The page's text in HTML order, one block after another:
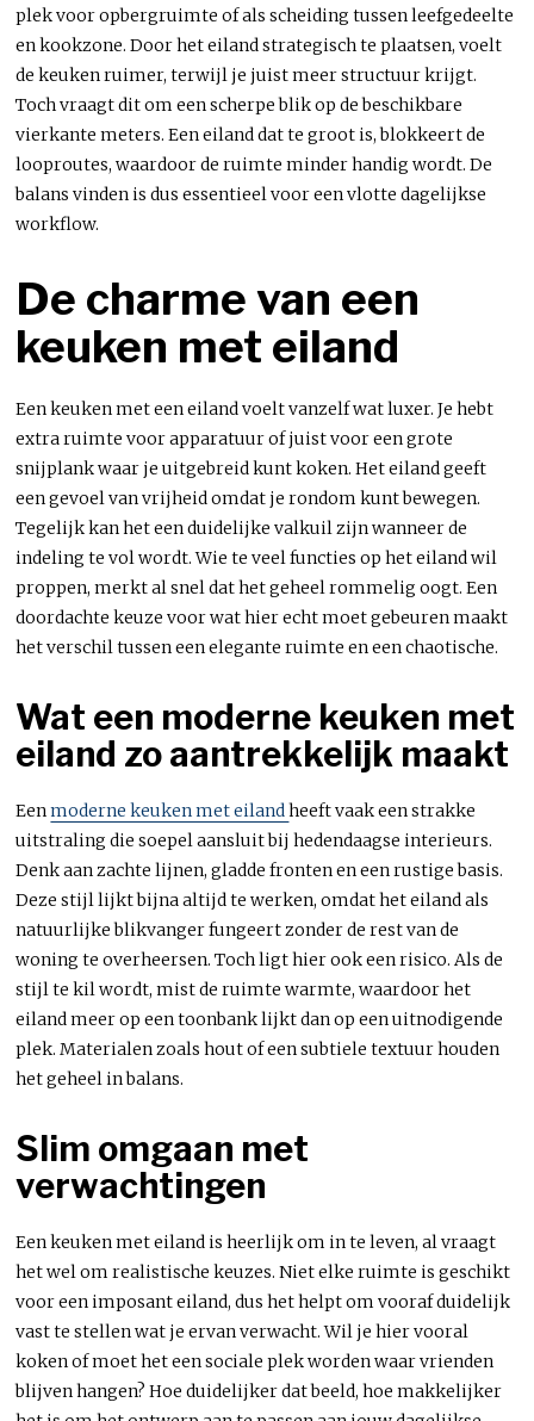
plek voor opbergruimte of als scheiding tussen leefgedeelte
en kookzone. Door het eiland strategisch te plaatsen, voelt
de keuken ruimer, terwijl je juist meer structuur krijgt.
Toch vraagt dit om een scherpe blik op de beschikbare
vierkante meters. Een eiland dat te groot is, blokkeert de
looproutes, waardoor de ruimte minder handig wordt. De
balans vinden is dus essentieel voor een vlotte dagelijkse
workflow.
De charme van een
keuken met eiland
Een keuken met een eiland voelt vanzelf wat luxer. Je hebt
extra ruimte voor apparatuur of juist voor een grote
snijplank waar je uitgebreid kunt koken. Het eiland geeft
een gevoel van vrijheid omdat je rondom kunt bewegen.
Tegelijk kan het een duidelijke valkuil zijn wanneer de
indeling te vol wordt. Wie te veel functies op het eiland wil
proppen, merkt al snel dat het geheel rommelig oogt. Een
doordachte keuze voor wat hier echt moet gebeuren maakt
het verschil tussen een elegante ruimte en een chaotische.
Wat een moderne keuken met
eiland zo aantrekkelijk maakt
Eenmoderne keuken met eilandheeft vaak een strakke
uitstraling die soepel aansluit bij hedendaagse interieurs.
Denk aan zachte lijnen, gladde fronten en een rustige basis.
Deze stijl lijkt bijna altijd te werken, omdat het eiland als
natuurlijke blikvanger fungeert zonder de rest van de
woning te overheersen. Toch ligt hier ook een risico. Als de
stijl te kil wordt, mist de ruimte warmte, waardoor het
eiland meer op een toonbank lijkt dan op een uitnodigende
plek. Materialen zoals hout of een subtiele textuur houden
het geheel in balans.
Slim omgaan met
verwachtingen
Een keuken met eiland is heerlijk om in te leven, al vraagt
het wel om realistische keuzes. Niet elke ruimte is geschikt
voor een imposant eiland, dus het helpt om vooraf duidelijk
vast te stellen wat je ervan verwacht. Wil je hier vooral
koken of moet het een sociale plek worden waar vrienden
blijven hangen? Hoe duidelijker dat beeld, hoe makkelijker